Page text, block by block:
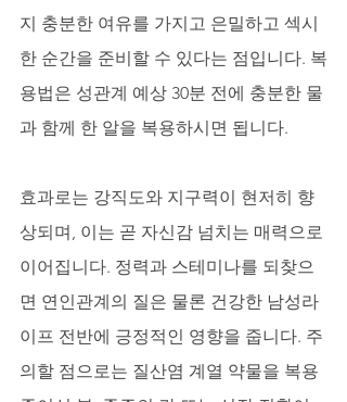
지 충분한 여유를 가지고 은밀하고 섹시
한 순간을 준비할 수 있다는 점입니다. 복
용법은 성관계 예상 30분 전에 충분한 물
과 함께 한 알을 복용하시면 됩니다.
효과로는 강직도와 지구력이 현저히 향
상되며, 이는 곧 자신감 넘치는 매력으로
이어집니다. 정력과 스테미나를 되찾으
면 연인관계의 질은 물론 건강한 남성라
이프 전반에 긍정적인 영향을 줍니다. 주
의할 점으로는 질산염 계열 약물을 복용